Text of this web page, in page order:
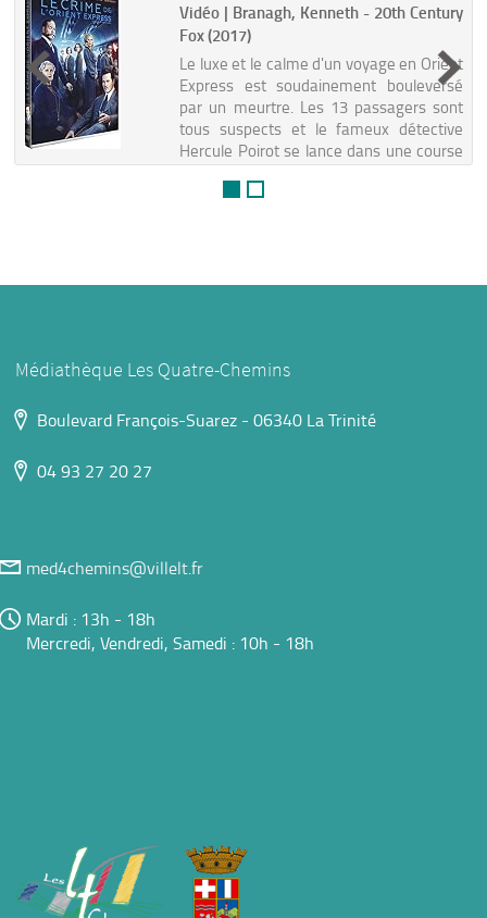
Vidéo | Branagh, Kenneth - 20th Century
Fox (2017)
Le luxe et le calme d'un voyage en Orient
Express est soudainement bouleversé
par un meurtre. Les 13 passagers sont
tous suspects et le fameux détective
Hercule Poirot se lance dans une course
contre la montre pour identifier l'as...
F / BRA
Médiathèque Les Quatre-Chemins
Boulevard François-Suarez - 06340 La Trinité
04 93 27 20 27
med4chemins@villelt.fr
Mardi : 13h - 18h
Mercredi, Vendredi, Samedi : 10h - 18h